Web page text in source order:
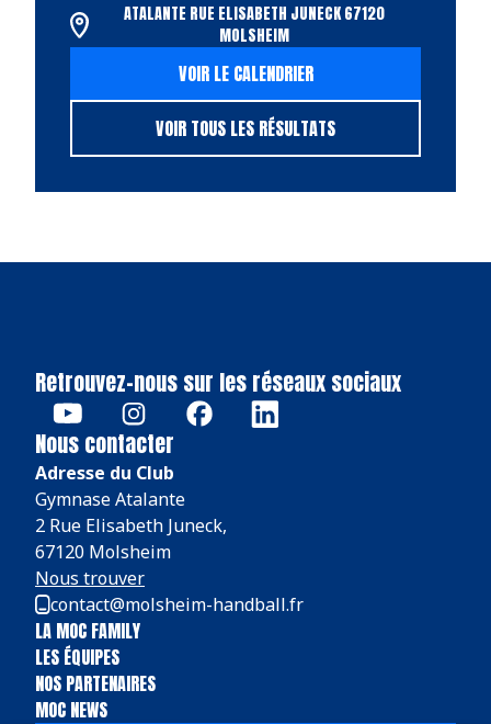
ATALANTE RUE ELISABETH JUNECK 67120
MOLSHEIM
VOIR LE CALENDRIER
VOIR TOUS LES RÉSULTATS
Retrouvez-nous sur les réseaux sociaux
Nous contacter
Adresse du Club
Gymnase Atalante
2 Rue Elisabeth Juneck,
67120 Molsheim
Nous trouver
contact@molsheim-handball.fr
LA MOC FAMILY
LES ÉQUIPES
NOS PARTENAIRES
MOC NEWS